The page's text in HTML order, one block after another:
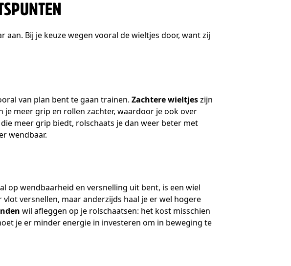
Bij je keuze wegen vooral de wieltjes door, want zij
van plan bent te gaan trainen. Zachtere wieltjeszijn
meer grip en rollen zachter, waardoor je ook over
meer grip biedt, rolschaats je dan weer beter met
wendbaar.
op wendbaarheid en versnelling uit bent, is een wiel
versnellen, maar anderzijds haal je er wel hogere
wil afleggen op je rolschaatsen: het kost misschien
je er minder energie in investeren om in beweging te